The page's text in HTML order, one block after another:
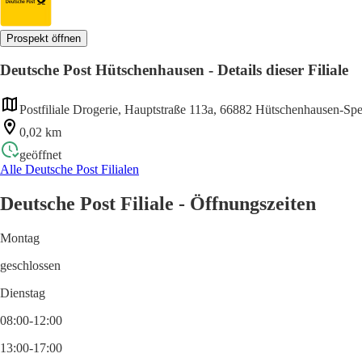
Prospekt öffnen
Deutsche Post Hütschenhausen - Details dieser Filiale
Postfiliale Drogerie, Hauptstraße 113a, 66882 Hütschenhausen-
0,02 km
geöffnet
Alle Deutsche Post Filialen
Deutsche Post Filiale - Öffnungszeiten
Montag
geschlossen
Dienstag
08:00-12:00
13:00-17:00